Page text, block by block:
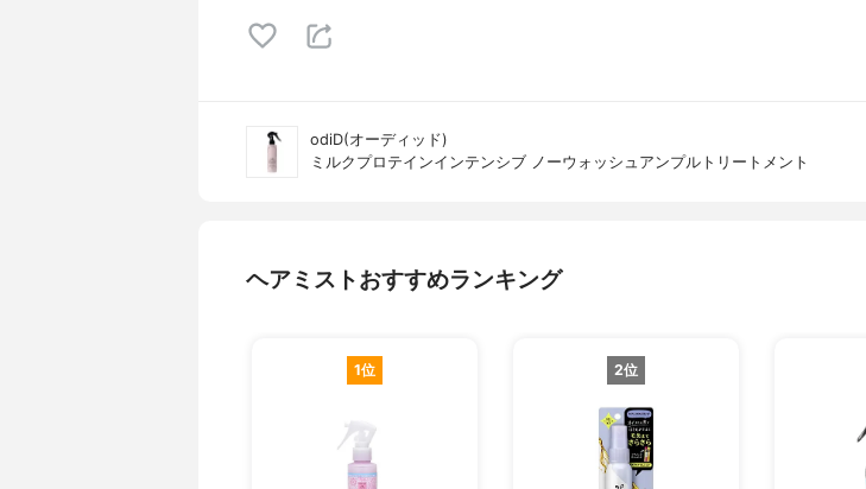
odiD(オーディッド)
ミルクプロテインインテンシブ ノーウォッシュアンプルトリートメント
ヘアミストおすすめランキング
1位 2位